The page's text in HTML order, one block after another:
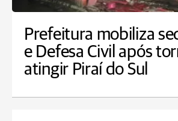
Prefeitura mobiliza
e Defesa Civil após
atingir Piraí do Sul